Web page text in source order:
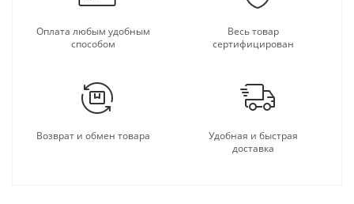
Оплата любым удобным
способом
Весь товар
сертифицирован
Возврат и обмен товара
Удобная и быстрая
доставка